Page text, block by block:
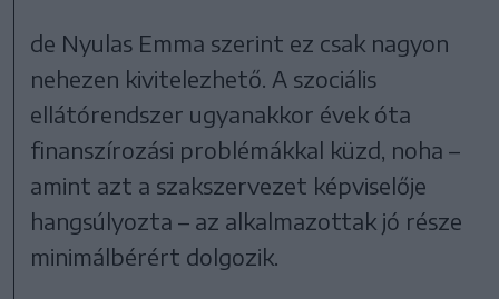
de Nyulas Emma szerint ez csak nagyon
nehezen kivitelezhető. A szociális
ellátórendszer ugyanakkor évek óta
finanszírozási problémákkal küzd, noha –
amint azt a szakszervezet képviselője
hangsúlyozta – az alkalmazottak jó része
minimálbérért dolgozik.